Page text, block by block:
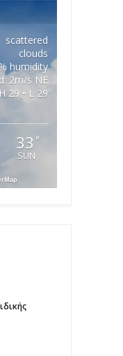
scattered
clouds
humidity
2m/s NE
H 29 • L 29
33 °
SUN